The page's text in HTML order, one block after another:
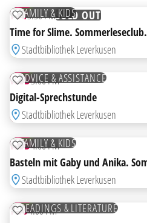
FAMILY & KIDS
ADD TO WATCHLIST
TUE3:30 PMSOLD OUT
Time for Slime. Sommerleseclub.
Stadtbibliothek Leverkusen
12
ADVICE & ASSISTANCE
ADD TO WATCHLIST
WED3:00 PM
Digital-Sprechstunde
Stadtbibliothek Leverkusen
12
FAMILY & KIDS
ADD TO WATCHLIST
WED4:00 PM
Basteln mit Gaby und Anika.
Stadtbibliothek Leverkusen
13
READINGS & LITERATURE
ADD TO WATCHLIST
THU4:00 PM